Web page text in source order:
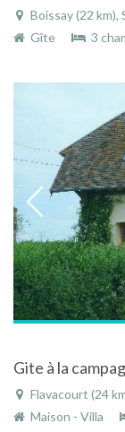
Boissay (22 km),
Gîte
3
Flavacourt (24
Maison - Villa